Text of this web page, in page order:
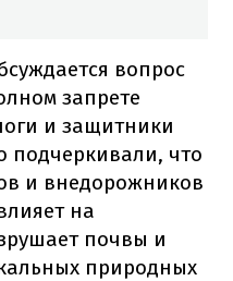
вопрос
запрете
и защитники
подчеркивали, что
и внедорожников
на
почвы и
природных